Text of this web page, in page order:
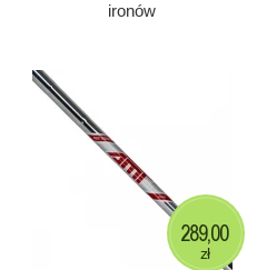
ironów
289,00
zł